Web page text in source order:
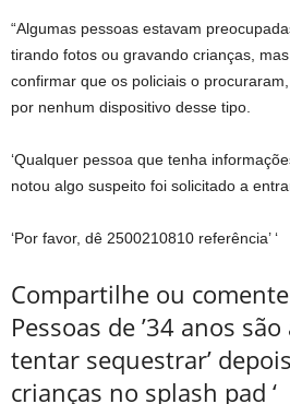
“Algumas pessoas estavam
tirando fotos ou gravando crianças,
confirmar que os policiais o
por nenhum dispositivo desse tipo.
‘Qualquer pessoa que tenha
notou algo suspeito foi solicitado a
‘Por favor, dê 2500210810 referência’ ‘
Compartilhe ou
Pessoas de ’34 anos
tentar sequestrar’
crianças no splash pad ‘